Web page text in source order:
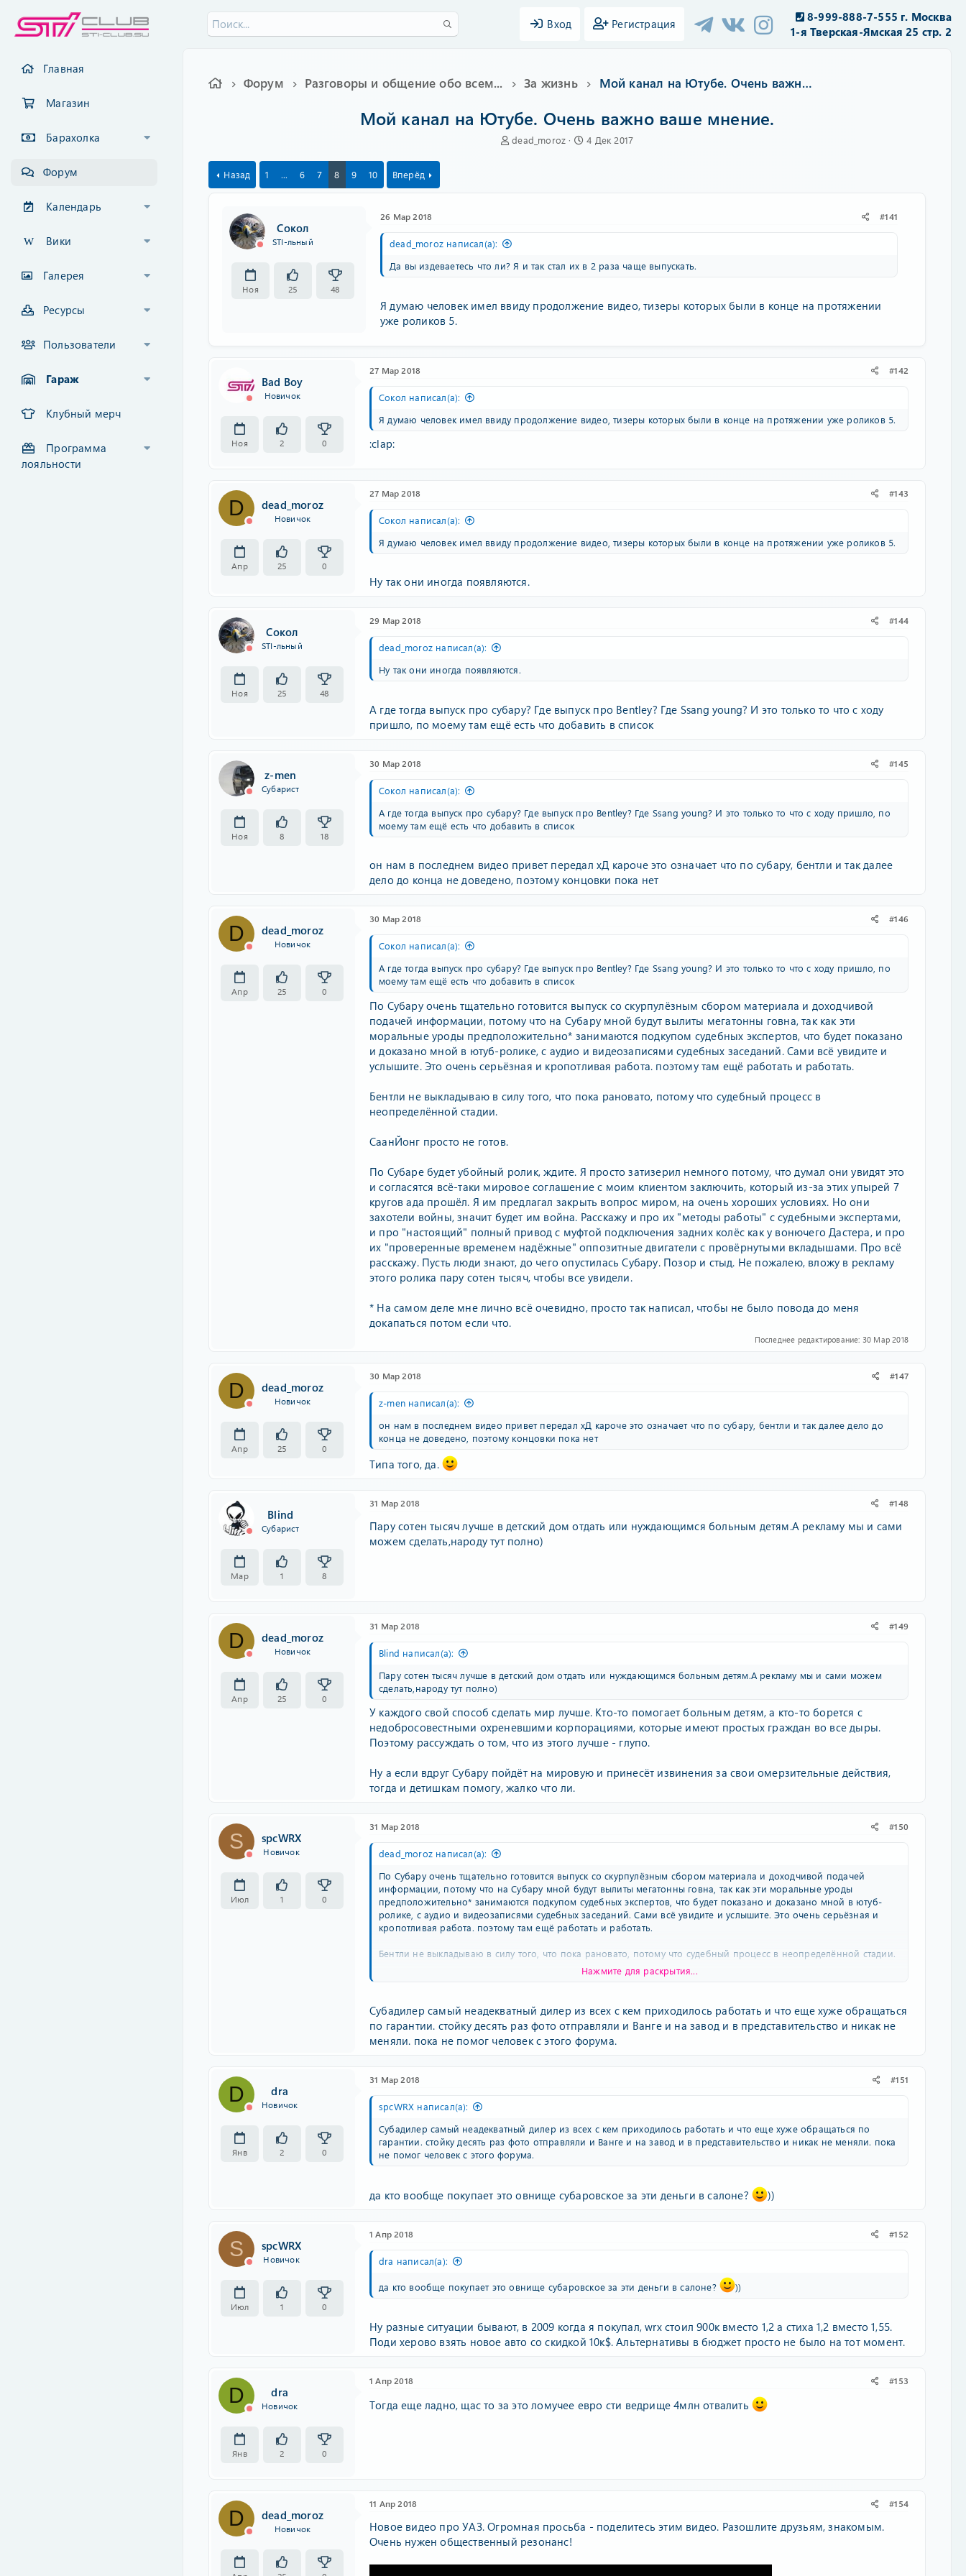
Вход Регистрация
8-999-888-7-555 г. Москва
1-я Тверская-Ямская 25 стр. 2
Главная
Магазин
Барахолка
Форум
Календарь
Вики
Галерея
Ресурсы
Пользователи
Гараж
Клубный мерч
Программа
лояльности
Форум Разговоры и общение обо всем... За жизнь Мой канал на Ютубе. Очень важно ваше мнение.
Мой канал на Ютубе. Очень важно ваше мнение.
А
ы
dead_moroz
Д
4 Дек 2017
Назад 1 ... 6 7 8 9 10 Вперёд
Сокол
STI-льный
Ноя 25 48
26 Мар 2018 #141
dead_moroz написал(а):
Да вы издеваетесь что ли? Я и так стал их в 2 раза чаще выпускать.
Я думаю человек имел ввиду продолжение видео, тизеры которых были в конце на протяжении
уже роликов 5.
Bad Boy
Новичок
Ноя 2 0
27 Мар 2018 #142
Сокол написал(а):
Я думаю человек имел ввиду продолжение видео, тизеры которых были в конце на протяжении уже роликов 5.
:clap:
D dead_moroz
Новичок
Апр 25 0
27 Мар 2018 #143
Сокол написал(а):
Я думаю человек имел ввиду продолжение видео, тизеры которых были в конце на протяжении уже роликов 5.
Ну так они иногда появляются.
Сокол
STI-льный
Ноя 25 48
29 Мар 2018 #144
dead_moroz написал(а):
Ну так они иногда появляются.
А где тогда выпуск про субару? Где выпуск про Bentley? Где Ssang young? И это только то что с ходу
пришло, по моему там ещё есть что добавить в список
z-men
Субарист
Ноя 8 18
30 Мар 2018 #145
Сокол написал(а):
А где тогда выпуск про субару? Где выпуск про Bentley? Где Ssang young? И это только то что с ходу пришло, по
моему там ещё есть что добавить в список
он нам в последнем видео привет передал хД кароче это означает что по субару, бентли и так далее
дело до конца не доведено, поэтому концовки пока нет
D dead_moroz
Новичок
Апр 25 0
30 Мар 2018 #146
Сокол написал(а):
А где тогда выпуск про субару? Где выпуск про Bentley? Где Ssang young? И это только то что с ходу пришло, по
моему там ещё есть что добавить в список
По Субару очень тщательно готовится выпуск со скурпулёзным сбором материала и доходчивой
подачей информации, потому что на Субару мной будут вылиты мегатонны говна, так как эти
моральные уроды предположительно* занимаются подкупом судебных экспертов, что будет показано
и доказано мной в ютуб-ролике, с аудио и видеозаписями судебных заседаний. Сами всё увидите и
услышите. Это очень серьёзная и кропотливая работа. поэтому там ещё работать и работать.
Бентли не выкладываю в силу того, что пока рановато, потому что судебный процесс в
неопределённой стадии.
СаанЙонг просто не готов.
По Субаре будет убойный ролик, ждите. Я просто затизерил немного потому, что думал они увидят это
и согласятся всё-таки мировое соглашение с моим клиентом заключить, который из-за этих упырей 7
кругов ада прошёл. Я им предлагал закрыть вопрос миром, на очень хороших условиях. Но они
захотели войны, значит будет им война. Расскажу и про их "методы работы" с судебными экспертами,
и про "настоящий" полный привод с муфтой подключения задних колёс как у вонючего Дастера, и про
их "проверенные временем надёжные" оппозитные двигатели с провёрнутыми вкладышами. Про всё
расскажу. Пусть люди знают, до чего опустилась Субару. Позор и стыд. Не пожалею, вложу в рекламу
этого ролика пару сотен тысяч, чтобы все увидели.
* На самом деле мне лично всё очевидно, просто так написал, чтобы не было повода до меня
докапаться потом если что.
Последнее редактирование: 30 Мар 2018
D dead_moroz
Новичок
Апр 25 0
30 Мар 2018 #147
z-men написал(а):
он нам в последнем видео привет передал хД кароче это означает что по субару, бентли и так далее дело до
конца не доведено, поэтому концовки пока нет
Типа того, да.
Blind
Субарист
Мар 1 8
31 Мар 2018 #148
Пару сотен тысяч лучше в детский дом отдать или нуждающимся больным детям.А рекламу мы и сами
можем сделать,народу тут полно)
D dead_moroz
Новичок
Апр 25 0
31 Мар 2018 #149
Blind написал(а):
Пару сотен тысяч лучше в детский дом отдать или нуждающимся больным детям.А рекламу мы и сами можем
сделать,народу тут полно)
У каждого свой способ сделать мир лучше. Кто-то помогает больным детям, а кто-то борется с
недобросовестными охреневшими корпорациями, которые имеют простых граждан во все дыры.
Поэтому рассуждать о том, что из этого лучше - глупо.
Ну а если вдруг Субару пойдёт на мировую и принесёт извинения за свои омерзительные действия,
тогда и детишкам помогу, жалко что ли.
S spcWRX
Новичок
Июл 1 0
31 Мар 2018 #150
dead_moroz написал(а):
По Субару очень тщательно готовится выпуск со скурпулёзным сбором материала и доходчивой подачей
информации, потому что на Субару мной будут вылиты мегатонны говна, так как эти моральные уроды
предположительно* занимаются подкупом судебных экспертов, что будет показано и доказано мной в ютуб-
ролике, с аудио и видеозаписями судебных заседаний. Сами всё увидите и услышите. Это очень серьёзная и
кропотливая работа. поэтому там ещё работать и работать.
Бентли не выкладываю в силу того, что пока рановато, потому что судебный процесс в неопределённой стадии.
По Субаре будет убойный ролик, ждите. Я просто затизерил немного потому, что думал они увидят это и
согласятся всё-таки мировое соглашение с моим клиентом заключить, который из-за этих упырей 7 кругов ада
прошёл. Я им предлагал закрыть вопрос миром, на очень хороших условиях. Но они захотели войны, значит
будет им война. Расскажу и про их "методы работы" с судебными экспертами, и про "настоящий" полный
опустилась Субару. Позор и стыд. Не пожалею, вложу в рекламу этого ролика пару сотен тысяч, чтобы все
если что.
Нажмите для раскрытия...
Субадилер самый неадекватный дилер из всех с кем приходилось работать и что еще хуже обращаться
по гарантии. стойку десять раз фото отправляли и Ванге и на завод и в представительство и никак не
меняли. пока не помог человек с этого форума.
D dra
Новичок
Янв 2 0
31 Мар 2018 #151
spcWRX написал(а):
Субадилер самый неадекватный дилер из всех с кем приходилось работать и что еще хуже обращаться по
гарантии. стойку десять раз фото отправляли и Ванге и на завод и в представительство и никак не меняли. пока
не помог человек с этого форума.
да кто вообще покупает это овнище субаровское за эти деньги в салоне? ))
S spcWRX
Новичок
Июл 1 0
1 Апр 2018 #152
dra написал(а):
да кто вообще покупает это овнище субаровское за эти деньги в салоне? ))
Ну разные ситуации бывают, в 2009 когда я покупал, wrx стоил 900к вместо 1,2 а стиха 1,2 вместо 1,55.
Поди херово взять новое авто со скидкой 10к$. Альтернативы в бюджет просто не было на тот момент.
D dra
Новичок
Янв 2 0
1 Апр 2018 #153
Тогда еще ладно, щас то за это ломучее евро сти ведрище 4млн отвалить
D dead_moroz
Новичок
11 Апр 2018 #154
Новое видео про УАЗ. Огромная просьба - поделитесь этим видео. Разошлите друзьям, знакомым.
Очень нужен общественный резонанс!